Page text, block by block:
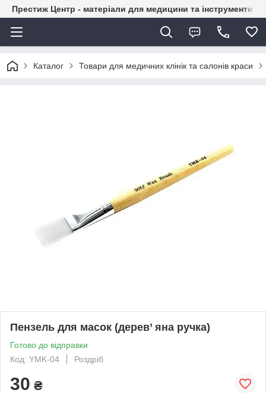
Престиж Центр - матеріали для медицини та інструменти
Каталог Товари для медичних клінік та салонів краси
Пензель для масок (дерев’ яна ручка)
Готово до відправки
Код: YMK-04
Роздріб
30 ₴